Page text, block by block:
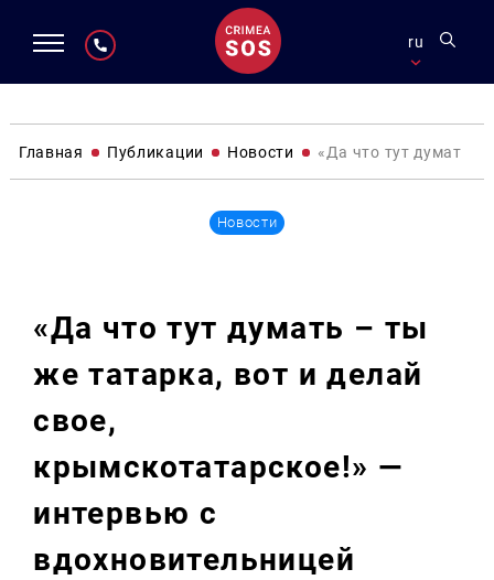
ru
Главная Публикации Новости «Да что тут думать –
Новости
«Да что тут думать – ты
же татарка, вот и делай
свое,
крымскотатарское!» —
интервью с
вдохновительницей